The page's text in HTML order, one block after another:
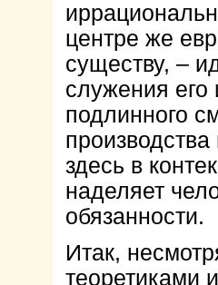
центре же
существу, –
служения его
подлинного
здесь в
наделяет
обязанности.
Итак,
теоретиками